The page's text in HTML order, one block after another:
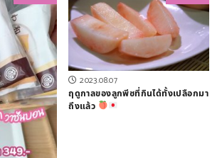
2023.08.07
ฤดูกาลของลูกพีชที่กินได้ทั้งเปลือกมา
ถึงแล้ว